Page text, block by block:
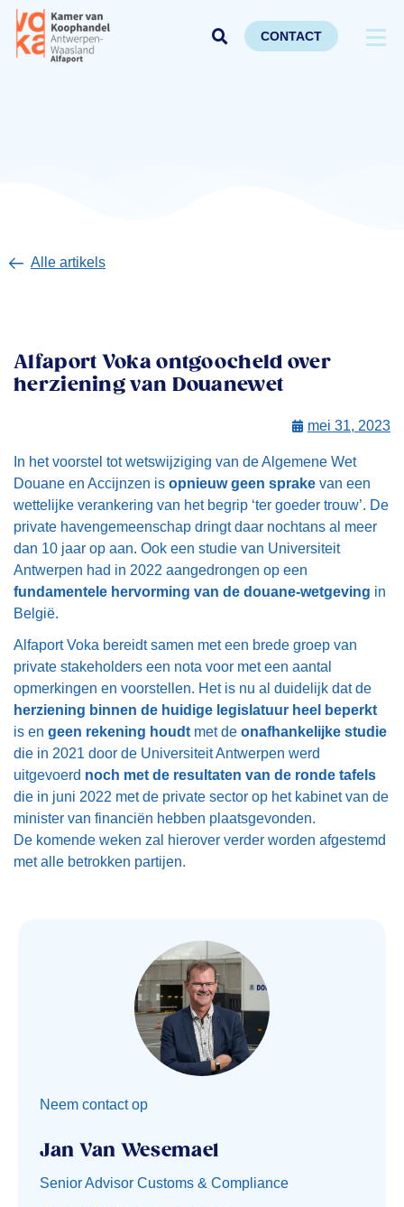
CONTACT
Alle artikels
Alfaport Voka ontgoocheld over
herziening van Douanewet
mei 31, 2023
In het voorstel tot wetswijziging van de Algemene Wet
Douane en Accijnzen is opnieuw geen sprake van een
wettelijke verankering van het begrip ‘ter goeder trouw’. De
private havengemeenschap dringt daar nochtans al meer
dan 10 jaar op aan. Ook een studie van Universiteit
Antwerpen had in 2022 aangedrongen op een
fundamentele hervorming van de douane-wetgeving in
België.
Alfaport Voka bereidt samen met een brede groep van
private stakeholders een nota voor met een aantal
opmerkingen en voorstellen. Het is nu al duidelijk dat de
herziening binnen de huidige legislatuur heel beperkt
is en geen rekening houdt met de onafhankelijke studie
die in 2021 door de Universiteit Antwerpen werd
uitgevoerd noch met de resultaten van de ronde tafels
die in juni 2022 met de private sector op het kabinet van de
minister van financiën hebben plaatsgevonden.
De komende weken zal hierover verder worden afgestemd
met alle betrokken partijen.
Neem contact op
Jan Van Wesemael
Senior Advisor Customs & Compliance